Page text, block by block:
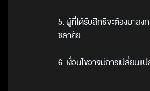
5.ผู้ที่ได้รับสิทธิจะต้องมาลง
ชลาศัย
6.เงื่อนไขอาจมีการเปลี่ยนแ